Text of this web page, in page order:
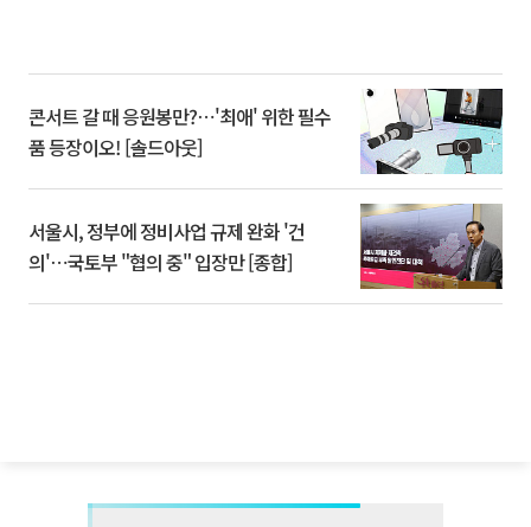
콘서트 갈 때 응원봉만?⋯'최애' 위한 필수
품 등장이오! [솔드아웃]
서울시, 정부에 정비사업 규제 완화 '건
의'⋯국토부 "협의 중" 입장만 [종합]